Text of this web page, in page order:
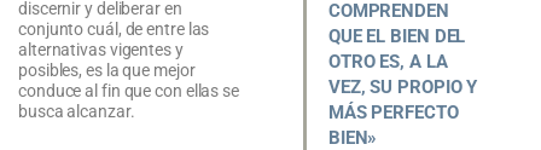
COMPRENDEN
QUE EL BIEN DEL
OTRO ES, A LA
VEZ, SU PROPIO Y
MÁS PERFECTO
BIEN»
discernir y deliberar en
conjunto cuál, de entre las
alternativas vigentes y
posibles, es la que mejor
conduce al fin que con ellas se
busca alcanzar.